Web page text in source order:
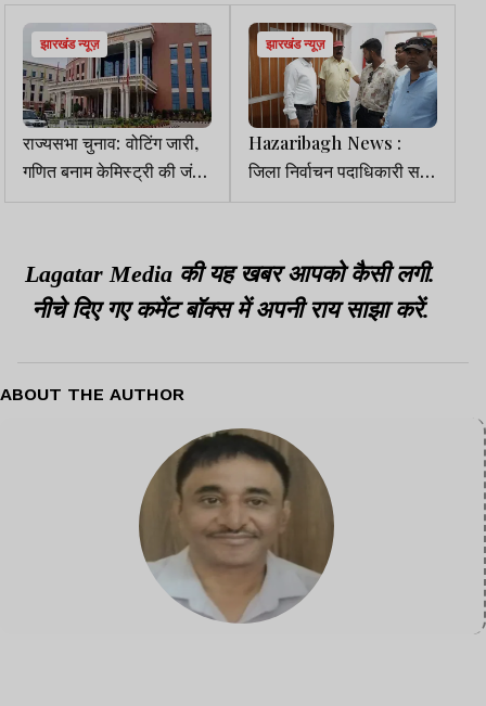
झारखंड न्यूज़
राज्यसभा चुनाव: वोटिंग जारी,
गणित बनाम केमिस्ट्री की जंग
में किसका पलड़ा भारी?
झारखंड न्यूज़
Hazaribagh News :
जिला निर्वाचन पदाधिकारी सह
डीसी ने EVM वेयरहाउस का
Lagatar Media की यह खबर आपको कैसी लगी.
नीचे दिए गए कमेंट बॉक्स में अपनी राय साझा करें.
ABOUT THE AUTHOR